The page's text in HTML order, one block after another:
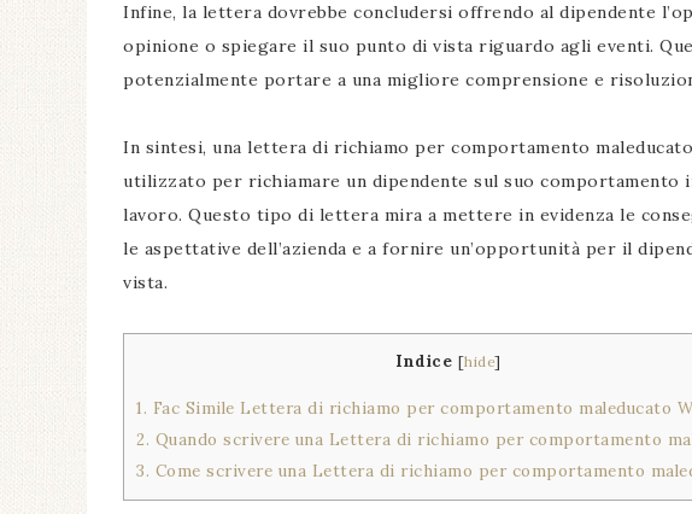
Infine, la lettera dovrebbe concludersi offrendo al dipendente
opinione o spiegare il suo punto di vista riguardo agli eventi.
potenzialmente portare a una migliore comprensione e
In sintesi, una lettera di richiamo per comportamento
utilizzato per richiamare un dipendente sul suo comportamento
lavoro. Questo tipo di lettera mira a mettere in evidenza le
le aspettative dell’azienda e a fornire un’opportunità per il
vista.
Indice [hide]
1. Fac Simile Lettera di richiamo per comportamento maleducato
2. Quando scrivere una Lettera di richiamo per comportamento
3. Come scrivere una Lettera di richiamo per comportamento